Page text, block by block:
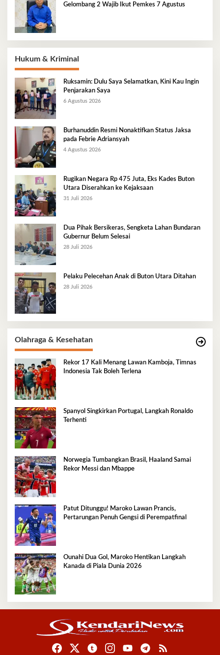
Gelombang 2 Wajib Ikut Pemkes 7 Agustus
Hukum & Kriminal
Ruksamin: Dulu Saya Selamatkan, Kini Kau Ingin
Penjarakan Saya
6 Agustus 2026
Burhanuddin Resmi Nonaktifkan Status Jaksa
pada Febrie Adriansyah
4 Agustus 2026
Rugikan Negara Rp 475 Juta, Eks Kades Buton
Utara Diserahkan ke Kejaksaan
31 Juli 2026
Dua Pihak Bersikeras, Sengketa Lahan Bundaran
Gubernur Belum Selesai
28 Juli 2026
Pelaku Pelecehan Anak di Buton Utara Ditahan
28 Juli 2026
Olahraga & Kesehatan
Rekor 17 Kali Menang Lawan Kamboja, Timnas
Indonesia Tak Boleh Terlena
Spanyol Singkirkan Portugal, Langkah Ronaldo
Terhenti
Norwegia Tumbangkan Brasil, Haaland Samai
Rekor Messi dan Mbappe
Patut Ditunggu! Maroko Lawan Prancis,
Pertarungan Penuh Gengsi di Perempatfinal
Ounahi Dua Gol, Maroko Hentikan Langkah
Kanada di Piala Dunia 2026